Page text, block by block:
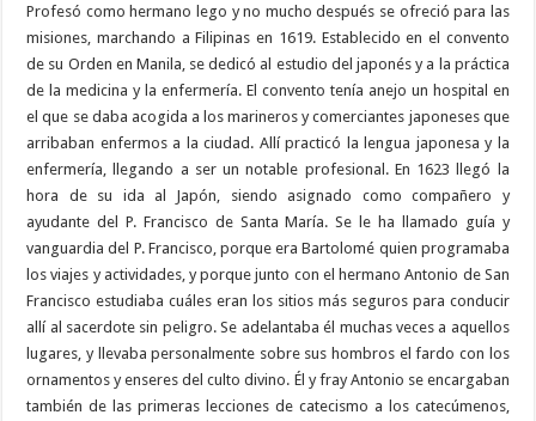
Profesó como hermano lego y no mucho después se ofreció para las
misiones, marchando a Filipinas en 1619. Establecido en el convento
de su Orden en Manila, se dedicó al estudio del japonés y a la práctica
de la medicina y la enfermería. El convento tenía anejo un hospital en
el que se daba acogida a los marineros y comerciantes japoneses que
arribaban enfermos a la ciudad. Allí practicó la lengua japonesa y la
enfermería, llegando a ser un notable profesional. En 1623 llegó la
hora de su ida al Japón, siendo asignado como compañero y
ayudante del P. Francisco de Santa María. Se le ha llamado guía y
vanguardia del P. Francisco, porque era Bartolomé quien programaba
los viajes y actividades, y porque junto con el hermano Antonio de San
Francisco estudiaba cuáles eran los sitios más seguros para conducir
allí al sacerdote sin peligro. Se adelantaba él muchas veces a aquellos
lugares, y llevaba personalmente sobre sus hombros el fardo con los
ornamentos y enseres del culto divino. Él y fray Antonio se encargaban
también de las primeras lecciones de catecismo a los catecúmenos,